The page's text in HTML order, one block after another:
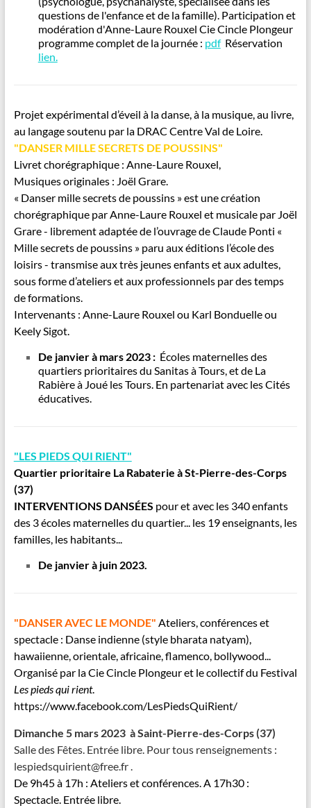
questions de l'enfance et de la famille). Participation et
modération d'Anne-Laure Rouxel Cie Cincle Plongeur
programme complet de la journée : pdfRéservation
lien.
Projet expérimental d’éveil à la danse, à la musique, au livre,
au langage soutenu par la DRAC Centre Val de Loire.
"DANSER MILLE SECRETS DE POUSSINS"
Livret chorégraphique : Anne-Laure Rouxel,
Musiques originales : Joël Grare.
« Danser mille secrets de poussins » est une création
chorégraphique par Anne-Laure Rouxel et musicale par Joël
Grare - librement adaptée de l’ouvrage de Claude Ponti «
Mille secrets de poussins » paru aux éditions l’école des
loisirs - transmise aux très jeunes enfants et aux adultes,
sous forme d’ateliers et aux professionnels par des temps
de formations.
Intervenants : Anne-Laure Rouxel ou Karl Bonduelle ou
Keely Sigot.
De janvier à mars 2023 : Écoles maternelles des
quartiers prioritaires du Sanitas à Tours, et de La
Rabière à Joué les Tours. En partenariat avec les Cités
éducatives.
"LES PIEDS QUI RIENT"
Quartier prioritaire La Rabaterie à St-Pierre-des-Corps
(37)
INTERVENTIONS DANSÉES pour et avec les 340 enfants
des 3 écoles maternelles du quartier... les 19 enseignants, les
familles, les habitants...
De janvier à juin 2023.
"DANSER AVEC LE MONDE" Ateliers, conférences et
spectacle : Danse indienne (style bharata natyam),
hawaiienne, orientale, africaine, flamenco, bollywood...
Organisé par la Cie Cincle Plongeur et le collectif du Festival
Les pieds qui rient.
https://www.facebook.com/LesPiedsQuiRient/
Dimanche 5 mars 2023 à Saint-Pierre-des-Corps (37)
Salle des Fêtes. Entrée libre. Pour tous renseignements :
lespiedsquirient@free.fr .
De 9h45 à 17h : Ateliers et conférences. A 17h30 :
Spectacle. Entrée libre.